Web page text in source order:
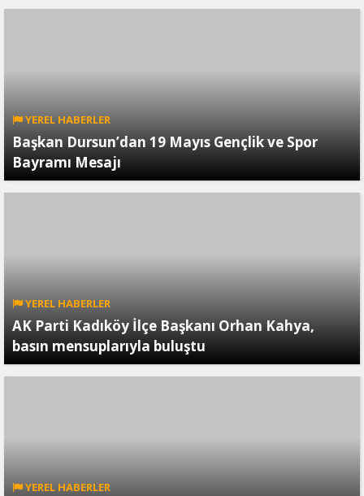
YEREL HABERLER
Başkan Dursun’dan 19 Mayıs Gençlik ve Spor
Bayramı Mesajı
YEREL HABERLER
AK Parti Kadıköy İlçe Başkanı Orhan Kahya,
basın mensuplarıyla buluştu
YEREL HABERLER